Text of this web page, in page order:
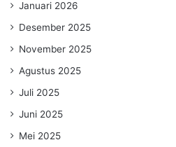
Januari 2026
Desember 2025
November 2025
Agustus 2025
Juli 2025
Juni 2025
Mei 2025